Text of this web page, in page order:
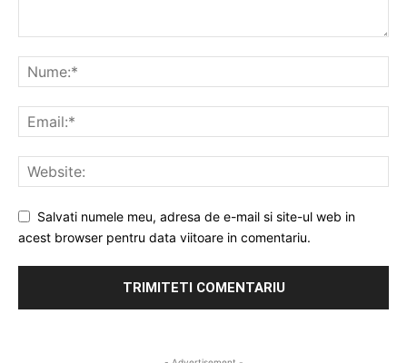
Salvati numele meu, adresa de e-mail si site-ul web in
acest browser pentru data viitoare in comentariu.